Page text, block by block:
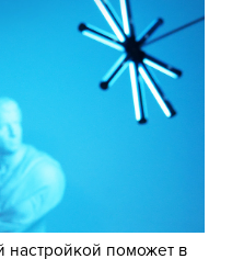
настройкой поможет в